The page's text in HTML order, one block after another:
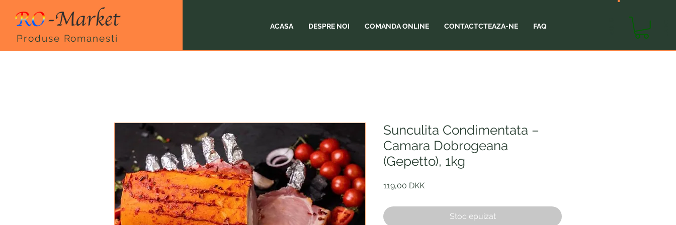
Produse Romanesti
ACASA DESPRE NOI COMANDA ONLINE CONTACTCTEAZA-NE FAQ
Sunculita Condimentata –
Camara Dobrogeana
(Gepetto), 1kg
119,00 DKKPreț
Stoc epuizat